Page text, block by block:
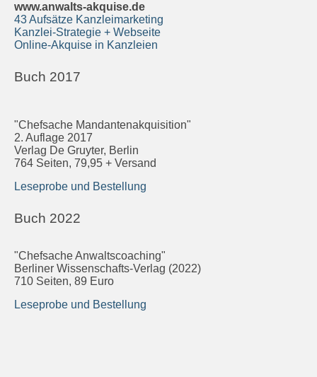
www.anwalts-akquise.de
43 Aufsätze Kanzleimarketing
Kanzlei-Strategie + Webseite
Online-Akquise in Kanzleien
Buch 2017
"Chefsache Mandantenakquisition"
2. Auflage 2017
Verlag De Gruyter, Berlin
764 Seiten, 79,95 + Versand
Leseprobe und Bestellung
Buch 2022
"Chefsache Anwaltscoaching"
Berliner Wissenschafts-Verlag (2022)
710 Seiten, 89 Euro
Leseprobe und Bestellung